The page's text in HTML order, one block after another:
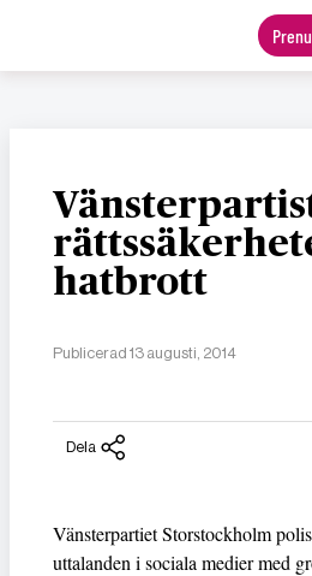
hatbrott
Publicerad 13 augusti, 2014
Dela
Vänsterpartiet Storstockholm
uttalanden i sociala medier med